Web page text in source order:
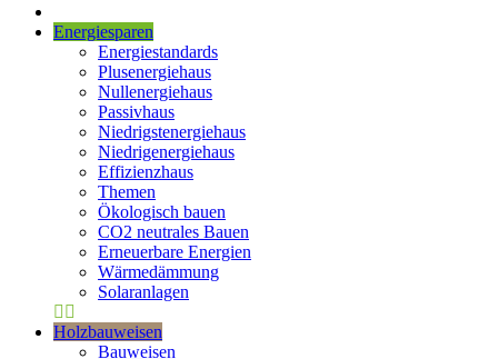
Energiesparen
Energiestandards
Plusenergiehaus
Nullenergiehaus
Passivhaus
Niedrigstenergiehaus
Niedrigenergiehaus
Effizienzhaus
Themen
Ökologisch bauen
CO2 neutrales Bauen
Erneuerbare Energien
Wärmedämmung
Solaranlagen
Holzbauweisen
Bauweisen